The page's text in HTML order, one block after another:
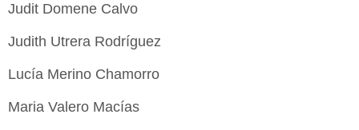
Judit Domene Calvo
Judith Utrera Rodríguez
Lucía Merino Chamorro
Maria Valero Macías